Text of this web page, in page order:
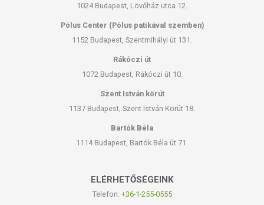
1024 Budapest, Lövőház utca 12.
Pólus Center (Pólus patikával szemben)
1152 Budapest, Szentmihályi út 131.
Rákóczi út
1072 Budapest, Rákóczi út 10.
Szent István körút
1137 Budapest, Szent István Körút 18.
Bartók Béla
1114 Budapest, Bartók Béla út 71.
ELÉRHETŐSÉGEINK
Telefon: +36-1-255-0555